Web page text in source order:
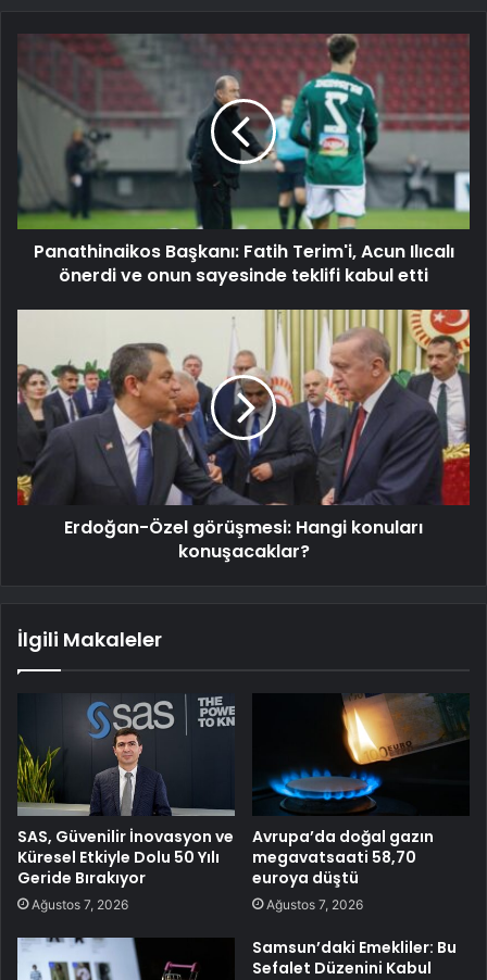
Panathinaikos Başkanı: Fatih Terim'i, Acun Ilıcalı
önerdi ve onun sayesinde teklifi kabul etti
Erdoğan-Özel görüşmesi: Hangi konuları
konuşacaklar?
İlgili Makaleler
SAS, Güvenilir İnovasyon ve
Küresel Etkiyle Dolu 50 Yılı
Geride Bırakıyor
Ağustos 7, 2026
Avrupa’da doğal gazın
megavatsaati 58,70
euroya düştü
Ağustos 7, 2026
Samsun’daki Emekliler: Bu
Sefalet Düzenini Kabul